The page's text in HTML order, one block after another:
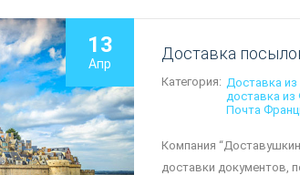
13
Апр
Доставка
Категория: Доставка
доставка
Почта
Компания
доставки документов,